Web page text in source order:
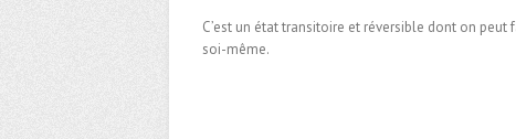
C’est un état transitoire et réversible dont on
soi-même.